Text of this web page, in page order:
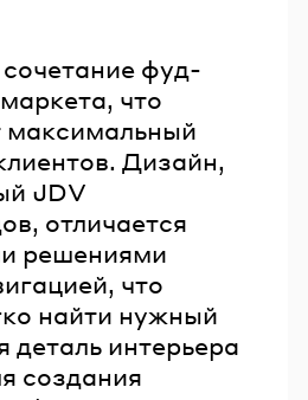
фуд-
что
максимальный
Дизайн,
JDV
отличается
решениями
что
найти нужный
деталь интерьера
создания